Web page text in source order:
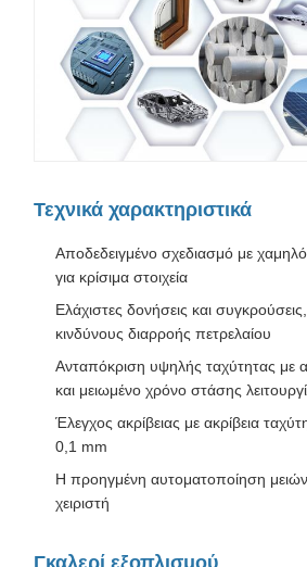
Τεχνικά χαρακτηριστικά
Αποδεδειγμένο σχεδιασμό με
για κρίσιμα στοιχεία
Ελάχιστες δονήσεις και
κινδύνους διαρροής πετρελαίου
Ανταπόκριση υψηλής ταχύτητας με
και μειωμένο χρόνο στάσης
Έλεγχος ακρίβειας με ακρίβεια
0,1 mm
Η προηγμένη αυτοματοποίηση
χειριστή
Γκαλερί εξοπλισμού